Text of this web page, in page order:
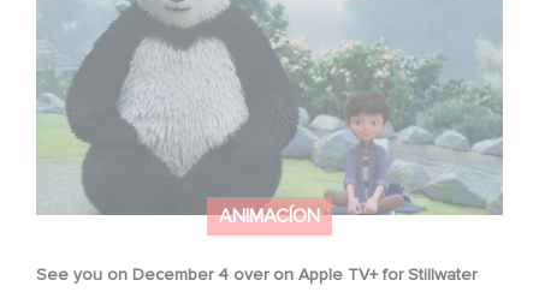
ANIMACÍON
See you on December 4 over on Apple TV+ for Stillwater